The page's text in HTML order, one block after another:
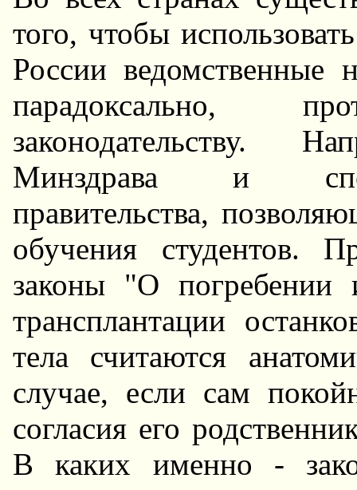
того, чтобы
России ведомственные
парадоксально,
законодательству.
Минздрава и
правительства,
обучения студентов.
законы "О
трансплантации
тела считаются
случае, если сам
согласия его
В каких именно -